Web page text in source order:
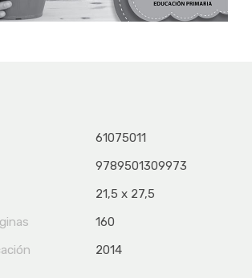
61075011
9789501309973
21,5 x 27,5
160
2014